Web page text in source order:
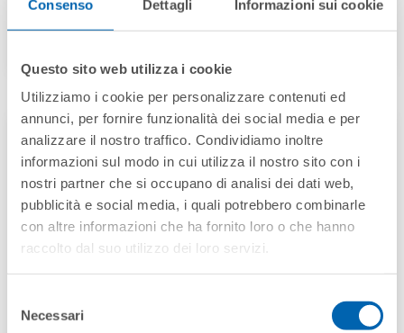
Consenso Dettagli Informazioni sui cookie
Questo sito web utilizza i cookie
Utilizziamo i cookie per personalizzare contenuti ed
annunci, per fornire funzionalità dei social media e per
analizzare il nostro traffico. Condividiamo inoltre
informazioni sul modo in cui utilizza il nostro sito con i
nostri partner che si occupano di analisi dei dati web,
pubblicità e social media, i quali potrebbero combinarle
con altre informazioni che ha fornito loro o che hanno
raccolto dal suo utilizzo dei loro servizi.
delNecessari